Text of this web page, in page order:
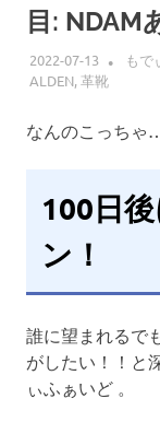
目: NDAM
2022-07-13 もで
ALDEN,革靴
なんのこっちゃ
100日
ン！
誰に望まれるで
がしたい！！と
ぃふぁいど 。